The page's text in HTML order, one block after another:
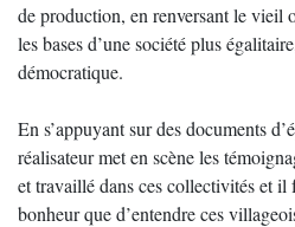
de production, en renversant le vieil
les bases d’une société plus
démocratique.
En s’appuyant sur des documents
réalisateur met en scène les
et travaillé dans ces collectivités et il
bonheur que d’entendre ces